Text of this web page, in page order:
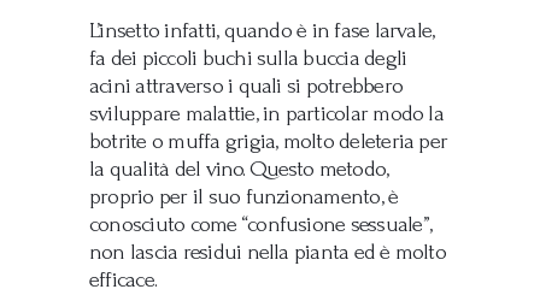
L’insetto infatti, quando è in fase larvale,
fa dei piccoli buchi sulla buccia degli
acini attraverso i quali si potrebbero
sviluppare malattie, in particolar modo la
botrite o muffa grigia, molto deleteria per
la qualità del vino. Questo metodo,
proprio per il suo funzionamento, è
conosciuto come “confusione sessuale”,
non lascia residui nella pianta ed è molto
efficace.